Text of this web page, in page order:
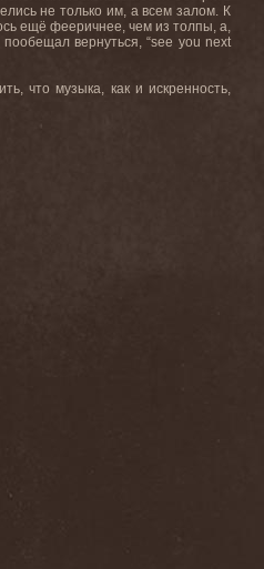
не только им, а всем залом. К
ещё фееричнее, чем из толпы, а,
вернуться, “see you next
что музыка, как и искренность,